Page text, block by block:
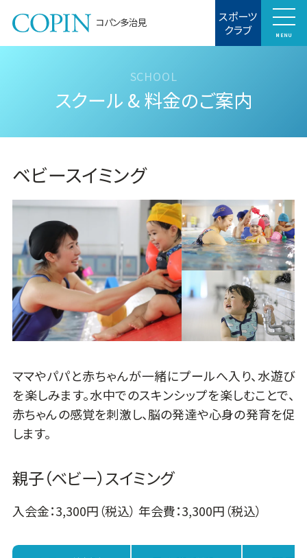
コパン多治見 スポーツ
クラブ MENU
スクール & 料金のご案内
ベビースイミング
ママやパパと赤ちゃんが一緒にプールへ入り、水遊び
を楽しみます。水中でのスキンシップを楽しむことで、
赤ちゃんの感覚を刺激し、脳の発達や心身の発育を促
します。
親子（ベビー）スイミング
入会金：3,300円（税込） 年会費：3,300円（税込）